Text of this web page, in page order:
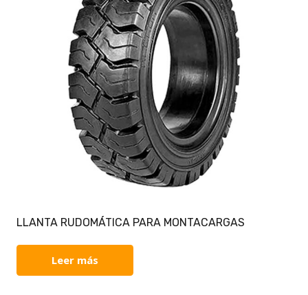
LLANTA RUDOMÁTICA PARA MONTACARGAS
Leer más